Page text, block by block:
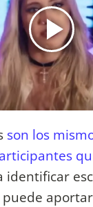
son los
identificar